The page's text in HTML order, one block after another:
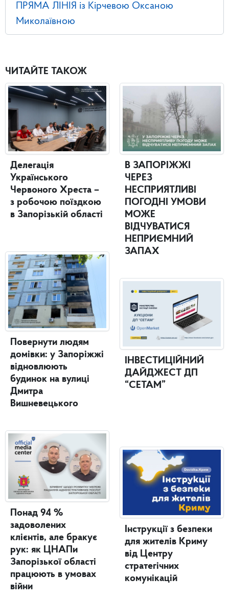
ПРЯМА ЛІНІЯ із Кірчевою Оксаною
Миколаївною
ЧИТАЙТЕ ТАКОЖ
Делегація
Українського
Червоного Хреста –
з робочою поїздкою
в Запорізькій області
Повернути людям
домівки: у Запоріжжі
відновлюють
будинок на вулиці
Дмитра
Вишневецького
Понад 94 %
задоволених
клієнтів, але бракує
рук: як ЦНАПи
Запорізької області
працюють в умовах
війни
В ЗАПОРІЖЖІ
ЧЕРЕЗ
НЕСПРИЯТЛИВІ
ПОГОДНІ УМОВИ
МОЖЕ
ВІДЧУВАТИСЯ
НЕПРИЄМНИЙ
ЗАПАХ
ІНВЕСТИЦІЙНИЙ
ДАЙДЖЕСТ ДП
“СЕТАМ”
Інструкції з безпеки
для жителів Криму
від Центру
стратегічних
комунікацій